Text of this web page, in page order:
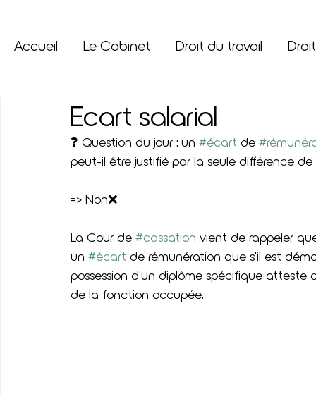
Accueil Le Cabinet Droit du travail
Ecart salarial
❓ Question du jour : un #écart de
peut-il être justifié par la seule différence de
=> Non❌
La Cour de #cassation vient de rappeler
un #écart de rémunération que s'il est
possession d'un diplôme spécifique atteste
de la fonction occupée.